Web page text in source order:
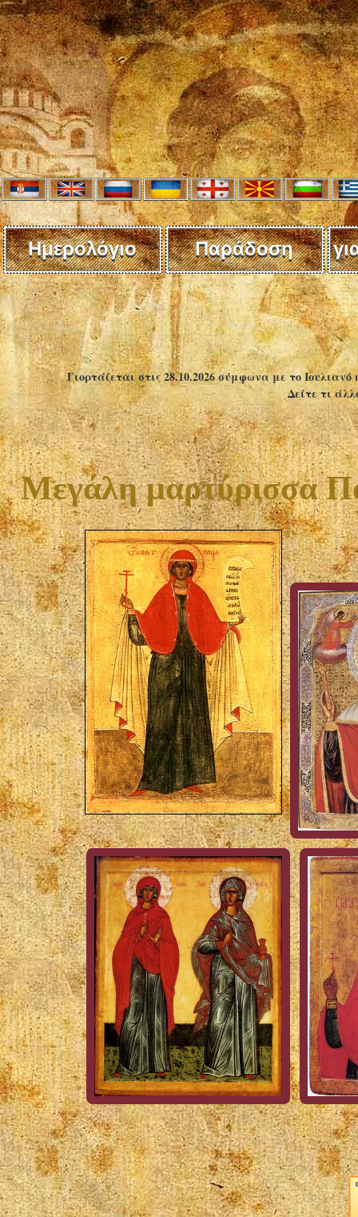
Ημερολόγιο Παράδοση
Γιορτάζεται στις 28.10.2026 σύμφωνα με το
Δείτε τι
Μεγάλη μαρτύρισσα